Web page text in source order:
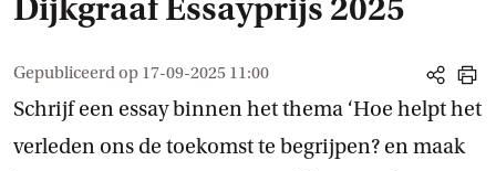
Dijkgraaf Essayprijs 2025
Gepubliceerd op 17-09-2025 11:00
share
print
Schrijf een essay binnen het thema ‘Hoe helpt het
verleden ons de toekomst te begrijpen? en maak